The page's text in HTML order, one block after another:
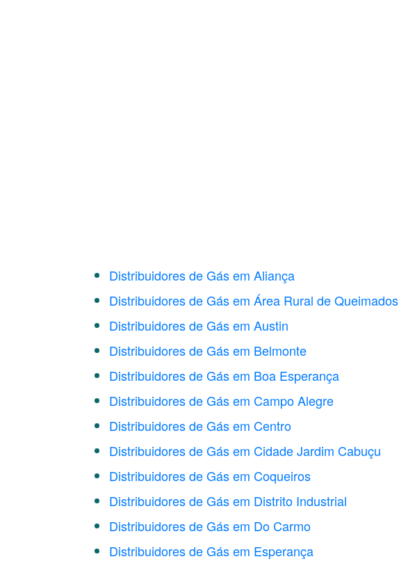
Distribuidores de Gás em Aliança
Distribuidores de Gás em Área Rural de Queimados
Distribuidores de Gás em Austin
Distribuidores de Gás em Belmonte
Distribuidores de Gás em Boa Esperança
Distribuidores de Gás em Campo Alegre
Distribuidores de Gás em Centro
Distribuidores de Gás em Cidade Jardim Cabuçu
Distribuidores de Gás em Coqueiros
Distribuidores de Gás em Distrito Industrial
Distribuidores de Gás em Do Carmo
Distribuidores de Gás em Esperança